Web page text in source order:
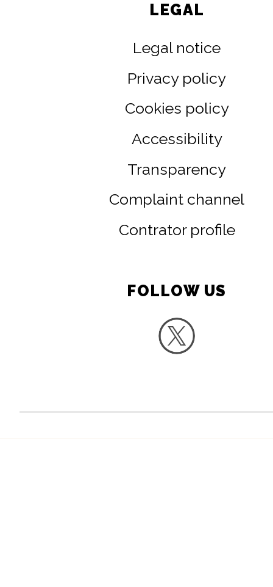
LEGAL
Legal notice
Privacy policy
Cookies policy
Accessibility
Transparency
Complaint channel
Contrator profile
FOLLOW US